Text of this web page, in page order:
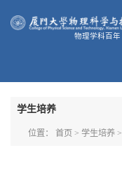
物理学科百年
学生培养
位置： 首页 > 学生培养>